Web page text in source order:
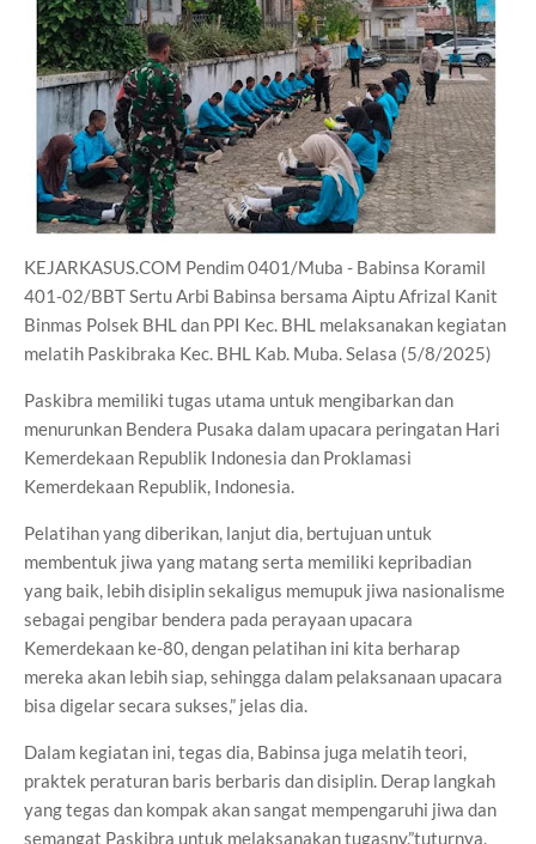
KEJARKASUS.COM Pendim 0401/Muba - Babinsa Koramil
401-02/BBT Sertu Arbi Babinsa bersama Aiptu Afrizal Kanit
Binmas Polsek BHL dan PPI Kec. BHL melaksanakan kegiatan
melatih Paskibraka Kec. BHL Kab. Muba. Selasa (5/8/2025)
Paskibra memiliki tugas utama untuk mengibarkan dan
menurunkan Bendera Pusaka dalam upacara peringatan Hari
Kemerdekaan Republik Indonesia dan Proklamasi
Kemerdekaan Republik, Indonesia.
Pelatihan yang diberikan, lanjut dia, bertujuan untuk
membentuk jiwa yang matang serta memiliki kepribadian
yang baik, lebih disiplin sekaligus memupuk jiwa nasionalisme
sebagai pengibar bendera pada perayaan upacara
Kemerdekaan ke-80, dengan pelatihan ini kita berharap
mereka akan lebih siap, sehingga dalam pelaksanaan upacara
bisa digelar secara sukses,” jelas dia.
Dalam kegiatan ini, tegas dia, Babinsa juga melatih teori,
praktek peraturan baris berbaris dan disiplin. Derap langkah
yang tegas dan kompak akan sangat mempengaruhi jiwa dan
semangat Paskibra untuk melaksanakan tugasny.”tuturnya.